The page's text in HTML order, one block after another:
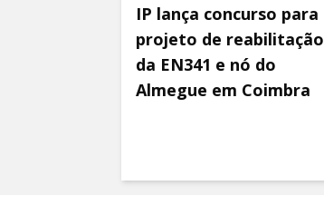
IP lança concurso para
projeto de reabilitação
da EN341 e nó do
Almegue em Coimbra